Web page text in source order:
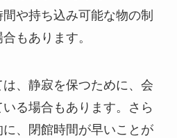
や持ち込み可能な物の制
もあります。
、静寂を保つために、会
る場合もあります。さら
、閉館時間が早いことが